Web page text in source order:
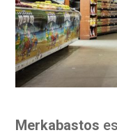
Merkabastos